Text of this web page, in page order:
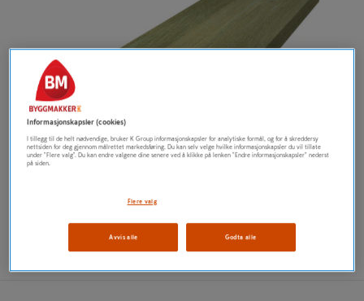
Tidligere Neste
Informasjonskapsler (cookies)
I tillegg til de helt nødvendige, bruker K Group informasjonskapsler for analytiske formål, og for å skreddersy
nettsiden for deg gjennom målrettet markedsføring. Du kan selv velge hvilke informasjonskapsler du vil tillate
under "Flere valg". Du kan endre valgene dine senere ved å klikke på lenken "Endre informasjonskapsler" nederst
på siden.
Flere valg
Avvis alle Godta alle